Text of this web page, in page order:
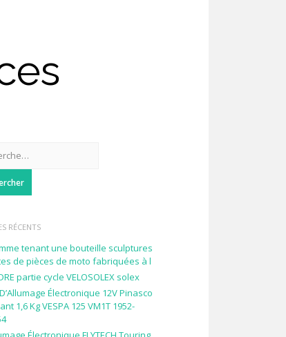
RÉCENTS
tenant une bouteille sculptures
de pièces de moto fabriquées à l
partie cycle VELOSOLEX solex
Électronique 12V Pinasco
1,6 Kg VESPA 125 VM1T 1952-